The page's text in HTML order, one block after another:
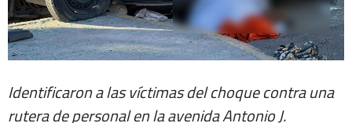
Identificaron a las víctimas del choque contra una
rutera de personal en la avenida Antonio J.